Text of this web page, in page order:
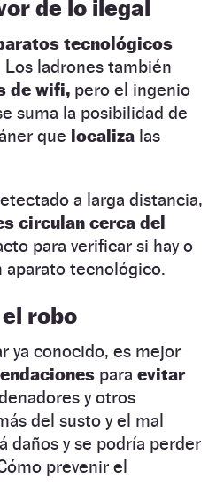
de lo ilegal
tecnológicos
ladrones también
de wifi, pero el ingenio
suma la posibilidad de
que localiza las
a larga distancia,
circulan cerca del
para verificar si hay o
aparato tecnológico.
robo
ya conocido, es mejor
para evitar
y otros
del susto y el mal
daños y se podría perder
prevenir el